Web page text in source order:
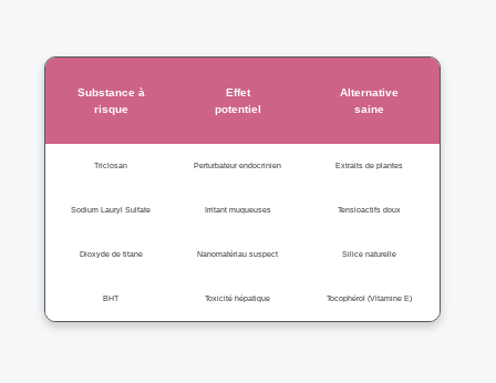
Substance à
risque
Effet
potentiel
Alternative
saine
Triclosan Perturbateur endocrinien Extraits de plantes
Sodium Lauryl Sulfate Irritant muqueuses Tensioactifs doux
Dioxyde de titane Nanomatériau suspect Silice naturelle
BHT Toxicité hépatique Tocophérol (Vitamine E)